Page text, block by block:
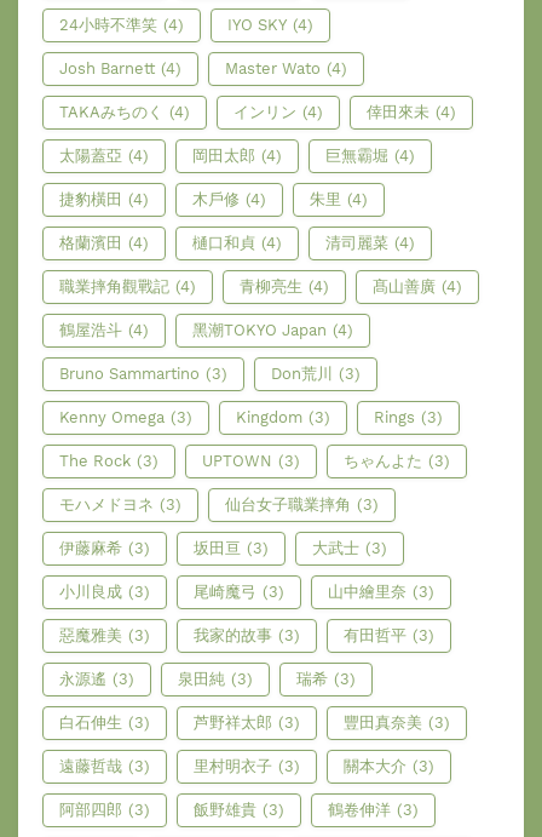
24小時不準笑 (4) IYO SKY (4)
Josh Barnett (4) Master Wato (4)
TAKAみちのく (4) インリン (4) 倖田來未 (4)
太陽蓋亞 (4) 岡田太郎 (4) 巨無霸堀 (4)
捷豹橫田 (4) 木戶修 (4) 朱里 (4)
格蘭濱田 (4) 樋口和貞 (4) 清司麗菜 (4)
職業摔角觀戰記 (4) 青柳亮生 (4) 髙山善廣 (4)
鶴屋浩斗 (4) 黑潮TOKYO Japan (4)
Bruno Sammartino (3) Don荒川 (3)
Kenny Omega (3) Kingdom (3) Rings (3)
The Rock (3) UPTOWN (3) ちゃんよた (3)
モハメドヨネ (3) 仙台女子職業摔角 (3)
伊藤麻希 (3) 坂田亘 (3) 大武士 (3)
小川良成 (3) 尾崎魔弓 (3) 山中繪里奈 (3)
惡魔雅美 (3) 我家的故事 (3) 有田哲平 (3)
永源遙 (3) 泉田純 (3) 瑞希 (3)
白石伸生 (3) 芦野祥太郎 (3) 豐田真奈美 (3)
遠藤哲哉 (3) 里村明衣子 (3) 關本大介 (3)
阿部四郎 (3) 飯野雄貴 (3) 鶴卷伸洋 (3)